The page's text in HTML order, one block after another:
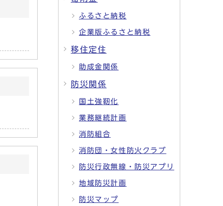
ふるさと納税
企業版ふるさと納税
移住定住
助成金関係
防災関係
国土強靭化
業務継続計画
消防組合
消防団・女性防火クラブ
防災行政無線・防災アプリ
地域防災計画
防災マップ